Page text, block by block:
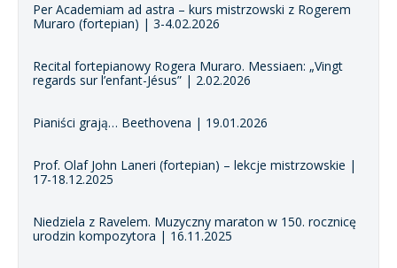
Per Academiam ad astra – kurs mistrzowski z Rogerem
Muraro (fortepian) | 3-4.02.2026
Recital fortepianowy Rogera Muraro. Messiaen: „Vingt
regards sur l’enfant-Jésus” | 2.02.2026
Pianiści grają… Beethovena | 19.01.2026
Prof. Olaf John Laneri (fortepian) – lekcje mistrzowskie |
17-18.12.2025
Niedziela z Ravelem. Muzyczny maraton w 150. rocznicę
urodzin kompozytora | 16.11.2025